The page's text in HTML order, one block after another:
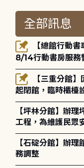
8/14行動書房服務
起閉館，臨時櫃檯
造成不便，敬請見
【坪林分館】辦
工程，為維護民眾
【石碇分館】辦
務調整